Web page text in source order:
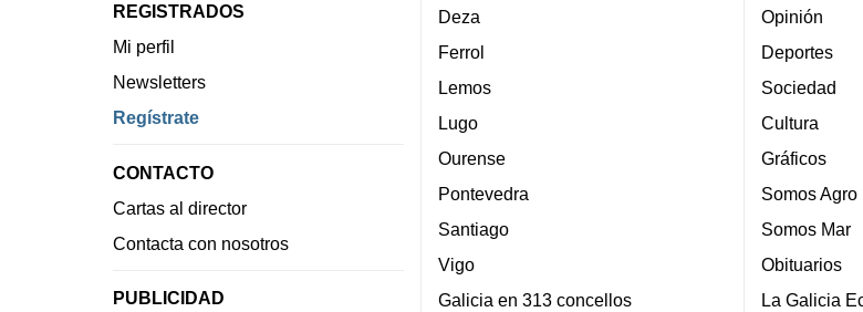
REGISTRADOS
Mi perfil
Newsletters
Regístrate
CONTACTO
Cartas al director
Contacta con nosotros
PUBLICIDAD
Deza
Ferrol
Lemos
Lugo
Ourense
Pontevedra
Santiago
Vigo
Galicia en 313 concellos
Opinión
Deportes
Sociedad
Cultura
Gráficos
Somos Agro
Somos Mar
Obituarios
La Galicia